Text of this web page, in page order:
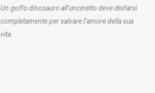
Un goffo dinosauro all’uncinetto deve disfarsi
completamente per salvare l’amore della sua
vita.